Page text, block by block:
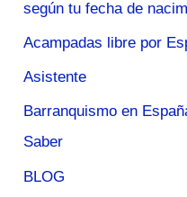
según tu fecha de
Acampadas libre por
Asistente
Barranquismo en
Saber
BLOG